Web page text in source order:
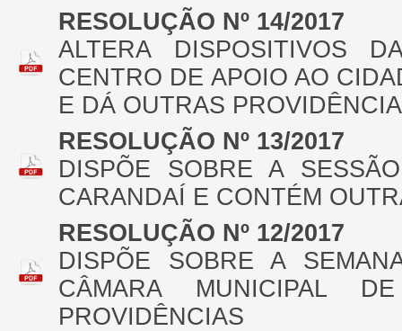
RESOLUÇÃO Nº 14/2017
ALTERA DISPOSITIVOS
CENTRO DE APOIO AO
E DÁ OUTRAS
RESOLUÇÃO Nº 13/2017
DISPÕE SOBRE A
CARANDAÍ E CONTÉM
RESOLUÇÃO Nº 12/2017
DISPÕE SOBRE A
CÂMARA MUNICIPAL
PROVIDÊNCIAS